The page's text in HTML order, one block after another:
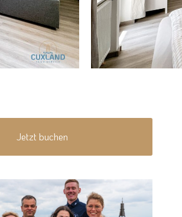
Jetzt buchen